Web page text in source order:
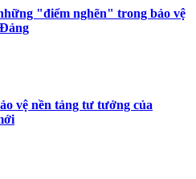
"điểm nghẽn" trong bảo vệ
vệ nền tảng tư tưởng của